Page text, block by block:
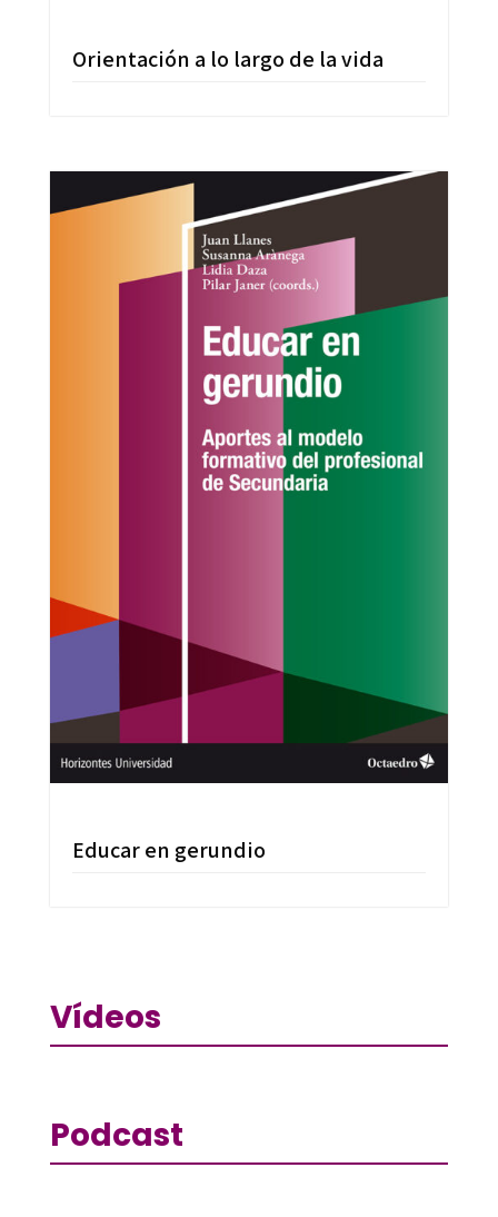
Orientación a lo largo de la vida
Educar en gerundio
Vídeos
Podcast